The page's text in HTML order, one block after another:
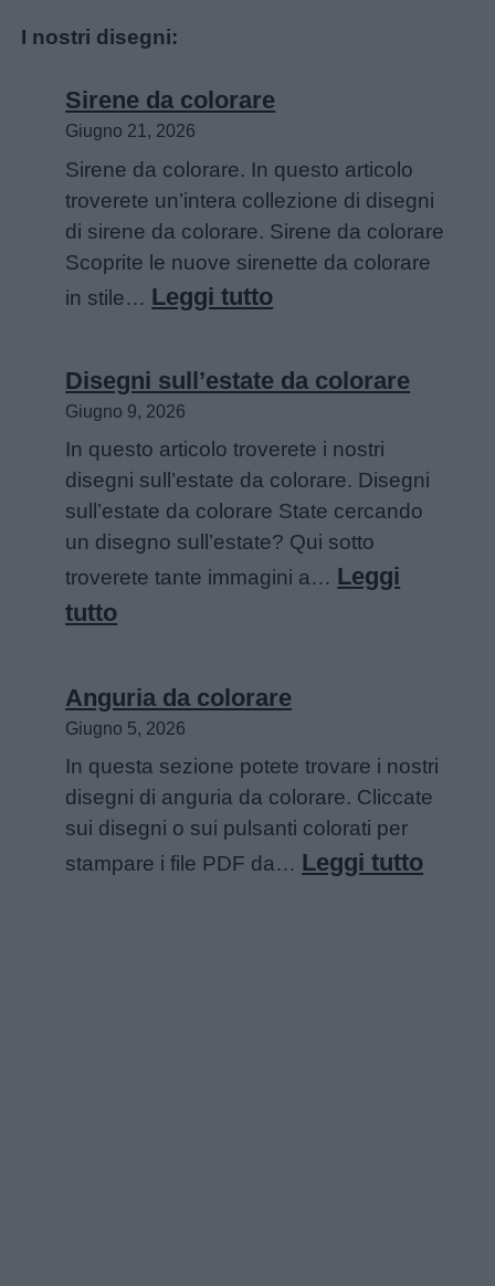
I nostri disegni:
Sirene da colorare
Giugno 21, 2026
Sirene da colorare. In questo articolo
troverete un’intera collezione di disegni
di sirene da colorare. Sirene da colorare
Scoprite le nuove sirenette da colorare
in stile… Leggi tutto:
da
Disegni sull’estate da colorare
Giugno 9, 2026
In questo articolo troverete i nostri
disegni sull’estate da colorare. Disegni
sull’estate da colorare State cercando
un disegno sull’estate? Qui sotto
troverete tante immagini a… Leggi
tutto:
sull’estate
da
colorare
Anguria da colorare
Giugno 5, 2026
In questa sezione potete trovare i nostri
disegni di anguria da colorare. Cliccate
sui disegni o sui pulsanti colorati per
stampare i file PDF da… Leggi tutto: